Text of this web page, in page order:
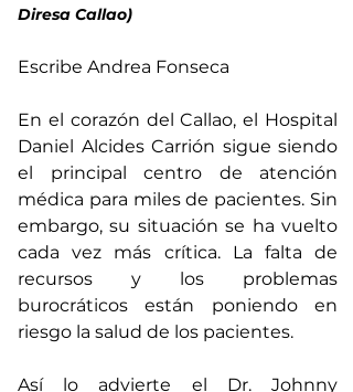
Diresa Callao)
Escribe Andrea Fonseca
En el corazón del Callao, el Hospital
Daniel Alcides Carrión sigue siendo
el principal centro de atención
médica para miles de pacientes. Sin
embargo, su situación se ha vuelto
cada vez más crítica. La falta de
recursos y los problemas
burocráticos están poniendo en
riesgo la salud de los pacientes.
Así lo advierte el Dr. Johnny